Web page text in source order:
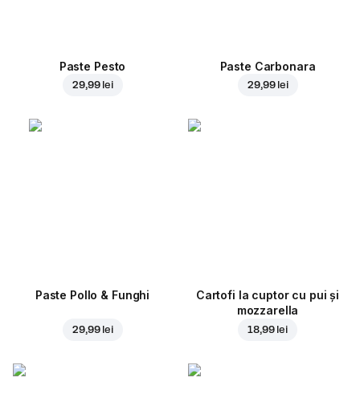
Paste Pesto
29,99 lei
Paste Carbonara
29,99 lei
Paste Pollo & Funghi
29,99 lei
Cartofi la cuptor cu pui și
mozzarella
18,99 lei